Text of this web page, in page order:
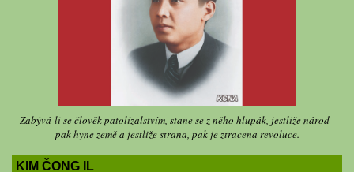
Zabývá-li se člověk patolízalstvím, stane se z něho hlupák, jestliže národ -
pak hyne země a jestliže strana, pak je ztracena revoluce.
KIM ČONG IL